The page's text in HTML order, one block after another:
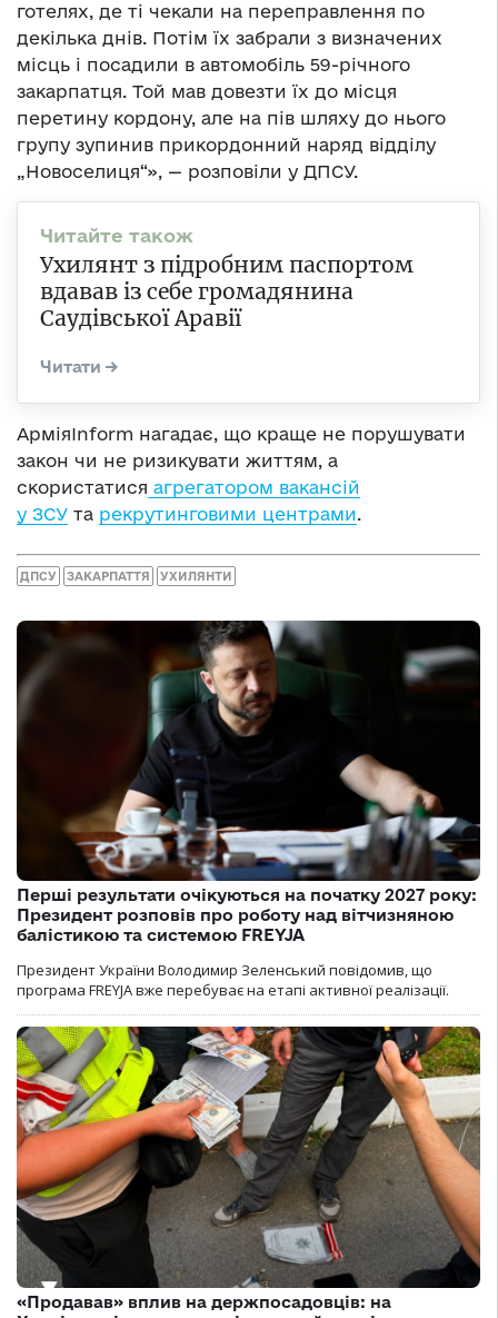
готелях, де ті чекали на переправлення по
декілька днів. Потім їх забрали з визначених
місць і посадили в автомобіль 59-річного
закарпатця. Той мав довезти їх до місця
перетину кордону, але на пів шляху до нього
групу зупинив прикордонний наряд відділу
„Новоселиця“», — розповіли у ДПСУ.
Ухилянт з підробним паспортом
вдавав із себе громадянина
Саудівської Аравії
АрміяInform нагадає, що краще не порушувати
закон чи не ризикувати життям, а
скористатися агрегатором вакансій
у ЗСУ та рекрутинговими центрами.
ДПСУ ЗАКАРПАТТЯ УХИЛЯНТИ
Перші результати очікуються на початку 2027 року:
Президент розповів про роботу над вітчизняною
балістикою та системою FREYJA
Президент України Володимир Зеленський повідомив, що
програма FREYJA вже перебуває на етапі активної реалізації.
«Продавав» вплив на держпосадовців: на